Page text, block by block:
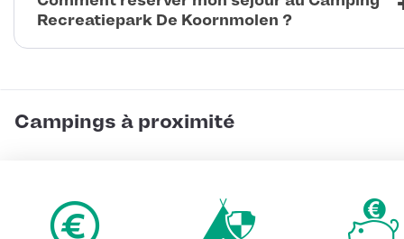
Recreatiepark De Koornmolen ?
Campings à proximité